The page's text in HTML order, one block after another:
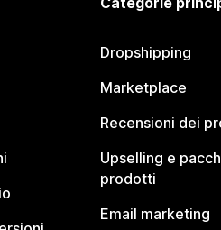
Dropshipping
Marketplace
Recensioni dei
Upselling e
prodotti
Email marketing